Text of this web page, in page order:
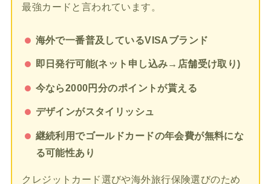
最強カードと言われています。
海外で一番普及しているVISAブランド
即日発行可能(ネット申し込み→店舗受け取り)
今なら2000円分のポイントが貰える
デザインがスタイリッシュ
継続利用でゴールドカードの年会費が無料にな
る可能性あり
クレジットカード選びや海外旅行保険選びのため